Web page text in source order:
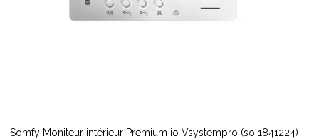
Somfy Moniteur intérieur Premium io Vsystempro (so 1841224)